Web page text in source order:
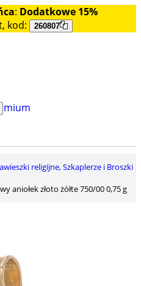
: Dodatkowe 15%
kod: 260807
Zawieszki religijne, Szkaplerze i Broszki
aniołek złoto żółte 750/00 0,75 g